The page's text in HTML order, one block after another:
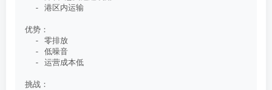
  - 港区内运输
优势：
  - 零排放
  - 低噪音
  - 运营成本低
挑战：